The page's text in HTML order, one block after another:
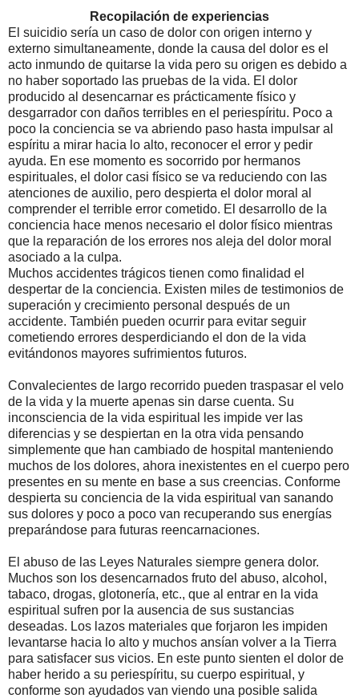
Recopilación de experiencias
El suicidio sería un caso de dolor con origen interno y
externo simultaneamente, donde la causa del dolor es el
acto inmundo de quitarse la vida pero su origen es debido a
no haber soportado las pruebas de la vida. El dolor
producido al desencarnar es prácticamente físico y
desgarrador con daños terribles en el periespíritu. Poco a
poco la conciencia se va abriendo paso hasta impulsar al
espíritu a mirar hacia lo alto, reconocer el error y pedir
ayuda. En ese momento es socorrido por hermanos
espirituales, el dolor casi físico se va reduciendo con las
atenciones de auxilio, pero despierta el dolor moral al
comprender el terrible error cometido. El desarrollo de la
conciencia hace menos necesario el dolor físico mientras
que la reparación de los errores nos aleja del dolor moral
asociado a la culpa.
Muchos accidentes trágicos tienen como finalidad el
despertar de la conciencia. Existen miles de testimonios de
superación y crecimiento personal después de un
accidente. También pueden ocurrir para evitar seguir
cometiendo errores desperdiciando el don de la vida
evitándonos mayores sufrimientos futuros.
Convalecientes de largo recorrido pueden traspasar el velo
de la vida y la muerte apenas sin darse cuenta. Su
inconsciencia de la vida espiritual les impide ver las
diferencias y se despiertan en la otra vida pensando
simplemente que han cambiado de hospital manteniendo
muchos de los dolores, ahora inexistentes en el cuerpo pero
presentes en su mente en base a sus creencias. Conforme
despierta su conciencia de la vida espiritual van sanando
sus dolores y poco a poco van recuperando sus energías
preparándose para futuras reencarnaciones.
El abuso de las Leyes Naturales siempre genera dolor.
Muchos son los desencarnados fruto del abuso, alcohol,
tabaco, drogas, glotonería, etc., que al entrar en la vida
espiritual sufren por la ausencia de sus sustancias
deseadas. Los lazos materiales que forjaron les impiden
levantarse hacia lo alto y muchos ansían volver a la Tierra
para satisfacer sus vicios. En este punto sienten el dolor de
haber herido a su periespíritu, su cuerpo espiritual, y
conforme son ayudados van viendo una posible salida